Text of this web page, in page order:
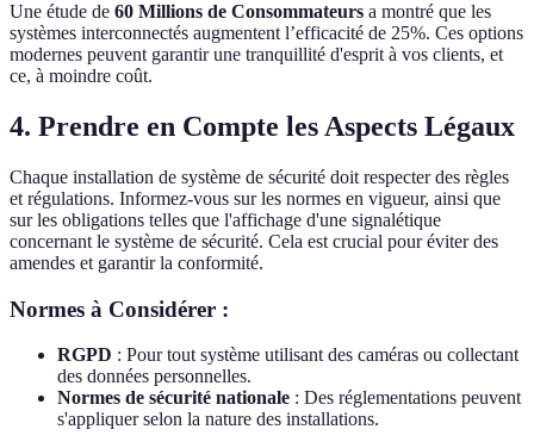
Une étude de 60 Millions de Consommateurs a montré que les
systèmes interconnectés augmentent l’efficacité de 25%. Ces options
modernes peuvent garantir une tranquillité d'esprit à vos clients, et
ce, à moindre coût.
4. Prendre en Compte les Aspects Légaux
Chaque installation de système de sécurité doit respecter des règles
et régulations. Informez-vous sur les normes en vigueur, ainsi que
sur les obligations telles que l'affichage d'une signalétique
concernant le système de sécurité. Cela est crucial pour éviter des
amendes et garantir la conformité.
Normes à Considérer :
RGPD : Pour tout système utilisant des caméras ou collectant
des données personnelles.
Normes de sécurité nationale : Des réglementations peuvent
s'appliquer selon la nature des installations.